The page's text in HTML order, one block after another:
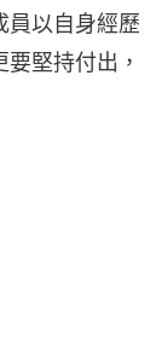
員以自身經歷
堅持付出，